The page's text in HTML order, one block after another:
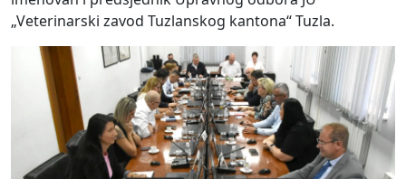
„Veterinarski zavod Tuzlanskog kantona“ Tuzla.